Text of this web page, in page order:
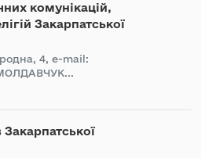
комунікацій,
Закарпатської
4, e-mail: